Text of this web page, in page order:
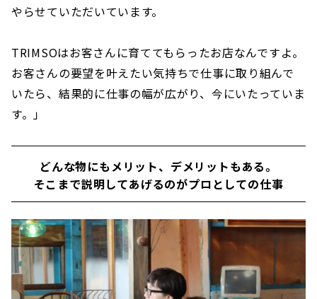
やらせていただいています。
TRIMSOはお客さんに育ててもらったお店なんですよ。
お客さんの要望を叶えたい気持ちで仕事に取り組んで
いたら、結果的に仕事の幅が広がり、今にいたっていま
す。」
どんな物にもメリット、デメリットもある。
そこまで説明してあげるのがプロとしての仕事